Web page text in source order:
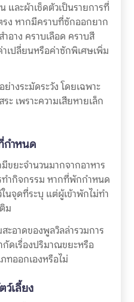
ละผ้าเช็ดตัวเป็นรายการที่
รง หากมีคราบที่ซักออกยาก
ำอาง คราบเลือด คราบสี
เปลี่ยนหรือค่าซักพิเศษเพิ่ม
างระมัดระวัง โดยเฉพาะ
ะ เพราะความเสียหายเล็ก
กำหนด
ยะจำนวนมากจากอาหาร
ำกิจกรรม หากที่พักกำหนด
นจุดที่ระบุ แต่ผู้เข้าพักไม่ทำ
ม
ะอาดของพูลวิลล่ารวมการ
ดเรื่องปริมาณขยะหรือ
ทออกเองหรือไม่
ว์เลี้ยง